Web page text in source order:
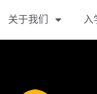
关于我们 入